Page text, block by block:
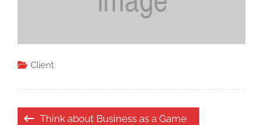
Client
Navigace
Think about Business as a Game